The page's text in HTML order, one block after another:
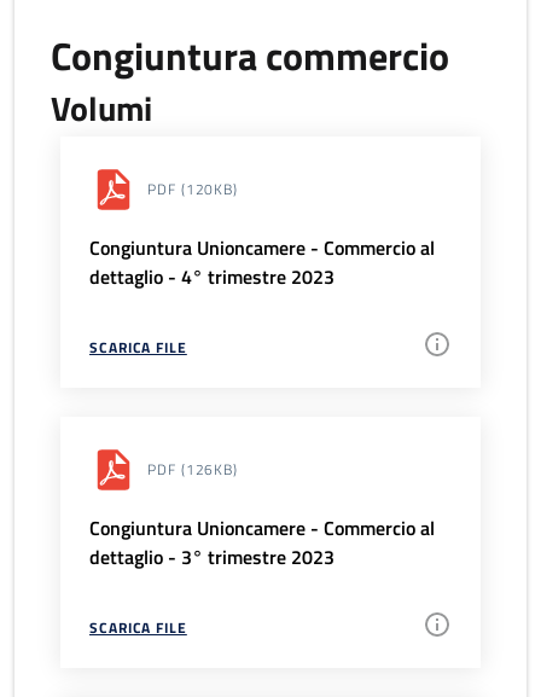
Congiuntura commercio
Volumi
PDF (120KB)
Congiuntura Unioncamere - Commercio al
dettaglio - 4° trimestre 2023
SCARICA FILE
PDF (126KB)
Congiuntura Unioncamere - Commercio al
dettaglio - 3° trimestre 2023
SCARICA FILE